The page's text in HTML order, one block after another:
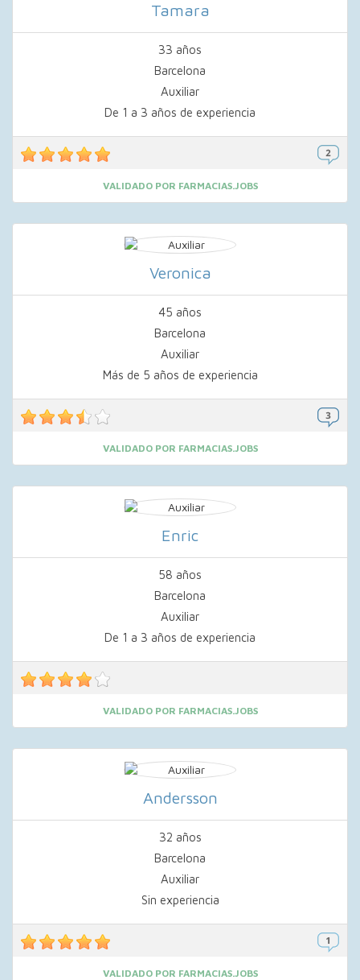
Tamara
33 años
Barcelona
Auxiliar
De 1 a 3 años de experiencia
VALIDADO POR FARMACIAS.JOBS
Veronica
45 años
Barcelona
Auxiliar
Más de 5 años de experiencia
VALIDADO POR FARMACIAS.JOBS
Enric
58 años
Barcelona
Auxiliar
De 1 a 3 años de experiencia
VALIDADO POR FARMACIAS.JOBS
Andersson
32 años
Barcelona
Auxiliar
Sin experiencia
VALIDADO POR FARMACIAS.JOBS